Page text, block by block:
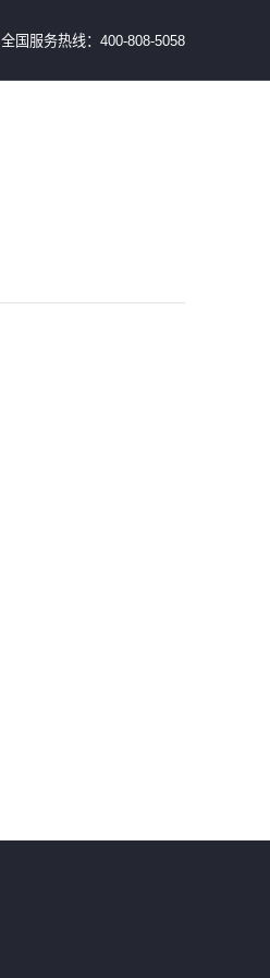
全国服务热线：400-808-5058